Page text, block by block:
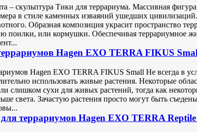
– скульптура Тики для террариума. Массивная фигура
в стиле каменных изваяний ушедших
Образная композиция украсит пространство
поилки, или кормушки. Обеспечивая террариумное
Hagen EXO TERRA FIKUS
Hagen EXO TERRA FIKUS Small Не всегда в
использовать живые растения. Некоторые
слишком сухи для живых растений, тогда как
света. Зачастую растения просто могут быть
террариумов Hagen EXO TERRA